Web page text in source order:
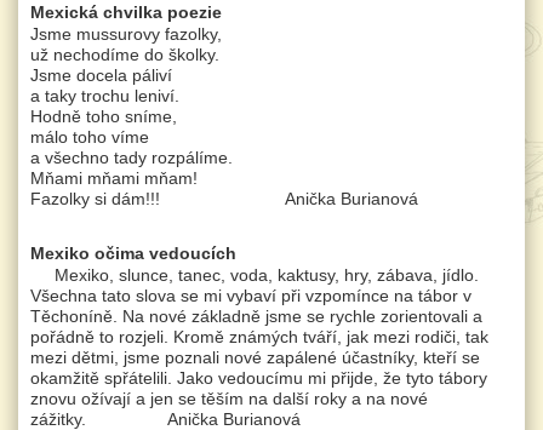
Mexická chvilka poezie
Jsme mussurovy fazolky,
už nechodíme do školky.
Jsme docela páliví
a taky trochu leniví.
Hodně toho sníme,
málo toho víme
a všechno tady rozpálíme.
Mňami mňami mňam!
Fazolky si dám!!! Anička Burianová
Mexiko očima vedoucích
Mexiko, slunce, tanec, voda, kaktusy, hry, zábava, jídlo.
Všechna tato slova se mi vybaví při vzpomínce na tábor v
Těchoníně. Na nové základně jsme se rychle zorientovali a
pořádně to rozjeli. Kromě známých tváří, jak mezi rodiči, tak
mezi dětmi, jsme poznali nové zapálené účastníky, kteří se
okamžitě spřátelili. Jako vedoucímu mi přijde, že tyto tábory
znovu ožívají a jen se těším na další roky a na nové
zážitky. Anička Burianová